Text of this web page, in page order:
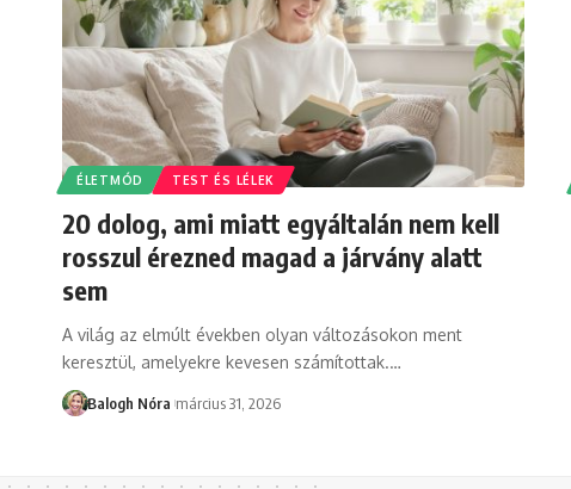
ÉLETMÓD TEST ÉS LÉLEK
20 dolog, ami miatt egyáltalán nem kell
rosszul érezned magad a járvány alatt
sem
A világ az elmúlt években olyan változásokon ment
keresztül, amelyekre kevesen számítottak.…
Balogh Nóra március 31, 2026